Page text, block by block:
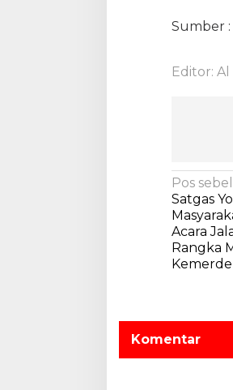
Sumber
Editor: Al
N
a
v
i
g
s
i
Pos
Satgas
Acara
Rangka
Komentar